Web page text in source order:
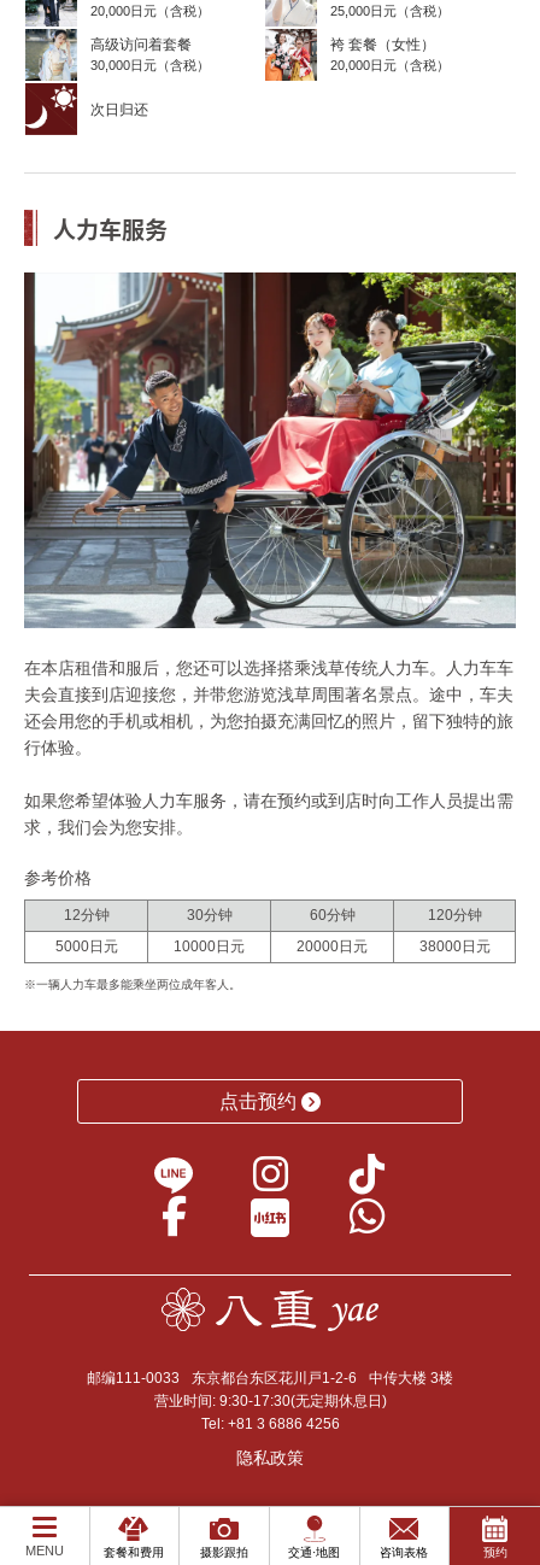
MENU 套餐和费用 摄影跟拍 交通·地图 咨询表格 预约
20,000日元（含税） 25,000日元（含税）
高级访问着套餐
30,000日元（含税）
袴 套餐（女性）
20,000日元（含税）
次日归还
人力车服务
在本店租借和服后，您还可以选择搭乘浅草传统人力车。人力车车
夫会直接到店迎接您，并带您游览浅草周围著名景点。途中，车夫
还会用您的手机或相机，为您拍摄充满回忆的照片，留下独特的旅
行体验。
如果您希望体验人力车服务，请在预约或到店时向工作人员提出需
求，我们会为您安排。
参考价格
12分钟
5000日元
30分钟
10000日元
60分钟
20000日元
120分钟
38000日元
※一辆人力车最多能乘坐两位成年客人。
点击预约
邮编111-0033 东京都台东区花川戸1-2-6
中传大楼 3楼
营业时间: 9:30-17:30(无定期休息日)
Tel: +81 3 6886 4256
隐私政策